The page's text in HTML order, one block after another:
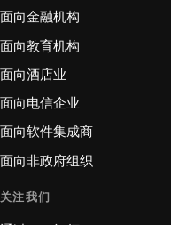
面向金融机构
面向教育机构
面向酒店业
面向电信企业
面向软件集成商
面向非政府组织
关注我们